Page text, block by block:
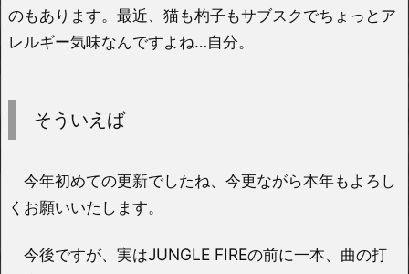
のもあります。最近、猫も杓子もサブスクでちょっとア
レルギー気味なんですよね…自分。
そういえば
今年初めての更新でしたね、今更ながら本年もよろし
くお願いいたします。
今後ですが、実はJUNGLE FIREの前に一本、曲の打